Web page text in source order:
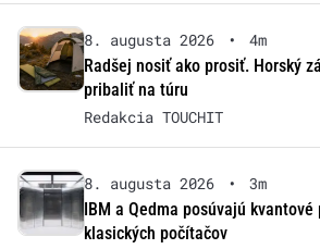
8. augusta 2026 •
4m
Radšej nosiť ako prosiť. Horský
pribaliť na túru
Redakcia TOUCHIT
8. augusta 2026 •
3m
IBM a Qedma posúvajú
klasických počítačov